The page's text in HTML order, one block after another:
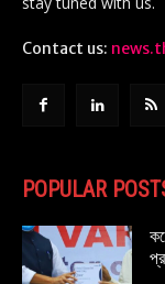
Contact us:
POPULAR